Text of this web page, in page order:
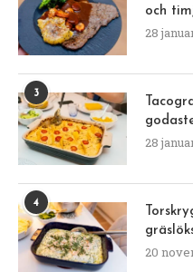
och
28
3
28
4
20